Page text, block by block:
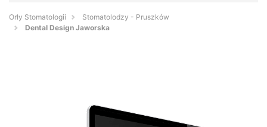
Orły Stomatologii
Stomatolodzy - Pruszków
Dental Design Jaworska